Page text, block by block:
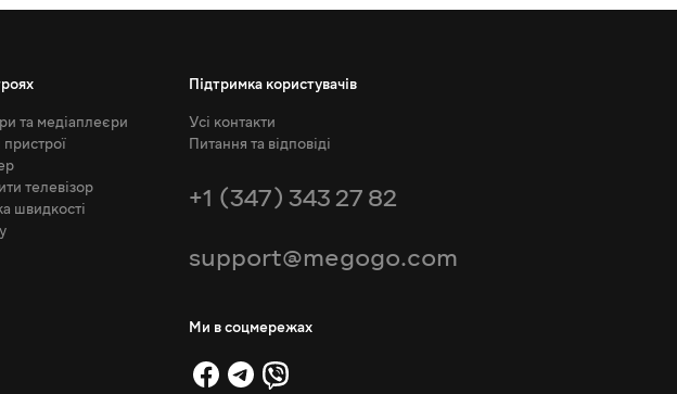
та медіаплеєри
пристрої
телевізор
швидкості
Підтримка користувачів
Усі контакти
Питання та відповіді
+1 (347) 343 27 82
support@megogo.com
Ми в соцмережах